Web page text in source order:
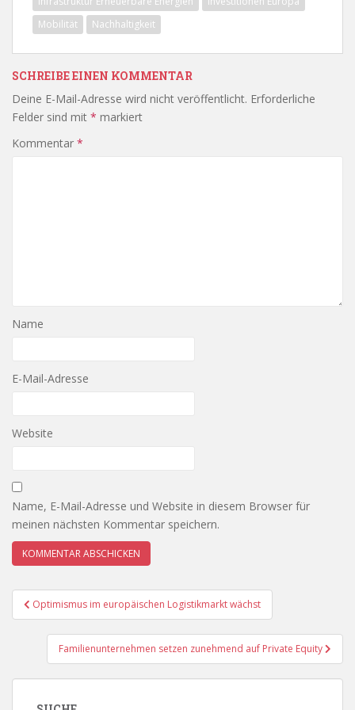
Mobilität
Nachhaltigkeit
SCHREIBE EINEN KOMMENTAR
Deine E-Mail-Adresse wird nicht veröffentlicht. Erforderliche
Felder sind mit * markiert
Kommentar *
Name
E-Mail-Adresse
Website
Name, E-Mail-Adresse und Website in diesem Browser für
meinen nächsten Kommentar speichern.
Beitragsnavigation
Optimismus im europäischen Logistikmarkt wächst
Familienunternehmen setzen zunehmend auf Private Equity